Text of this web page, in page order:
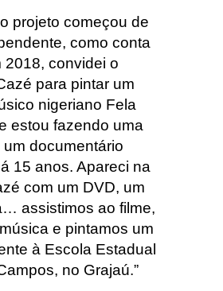
projeto começou de
como conta
2018, convidei o
para pintar um
nigeriano Fela
estou fazendo uma
documentário
15 anos. Apareci na
com um DVD, um
assistimos ao filme,
e pintamos um
à Escola Estadual
no Grajaú.”